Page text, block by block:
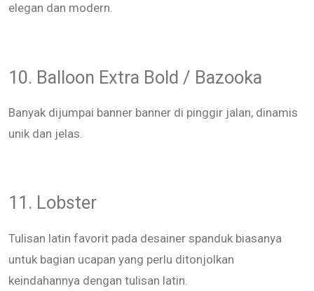
elegan dan modern.
10. Balloon Extra Bold / Bazooka
Banyak dijumpai banner banner di pinggir jalan, dinamis
unik dan jelas.
11. Lobster
Tulisan latin favorit pada desainer spanduk biasanya
untuk bagian ucapan yang perlu ditonjolkan
keindahannya dengan tulisan latin.